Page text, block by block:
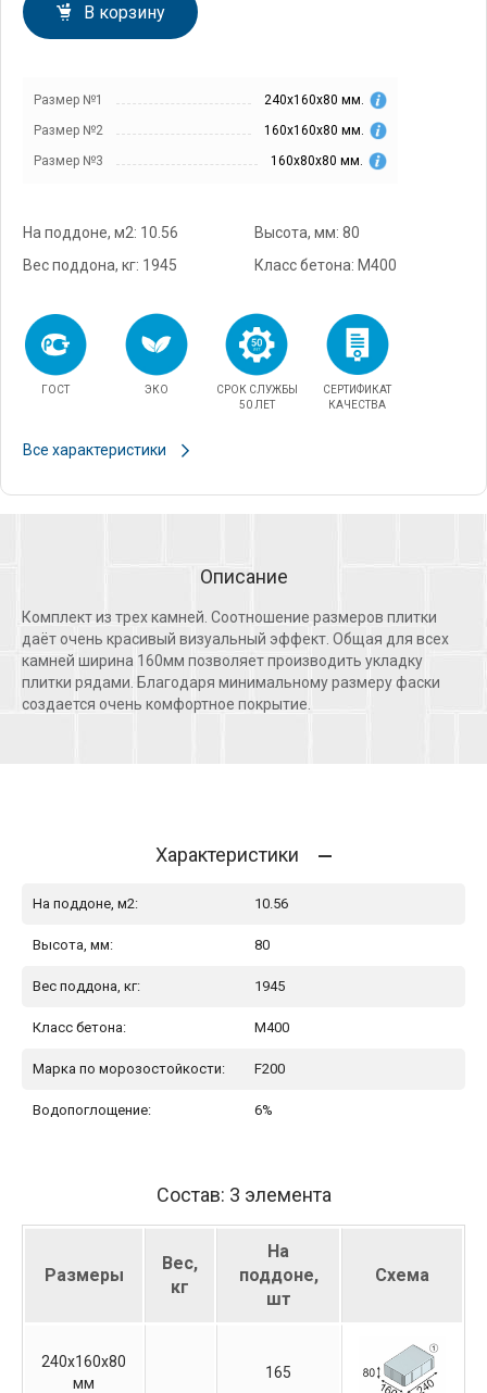
В корзину
Размер №1
240х160х80 мм.
Размер №2
160х160х80 мм.
Размер №3
160х80х80 мм.
На поддоне, м2: 10.56
Высота, мм: 80
Вес поддона, кг: 1945
Класс бетона: М400
ГОСТ ЭКО
СРОК СЛУЖБЫ
50 ЛЕТ
СЕРТИФИКАТ
КАЧЕСТВА
Все характеристики
Описание
Комплект из трех камней. Соотношение размеров плитки
даёт очень красивый визуальный эффект. Общая для всех
камней ширина 160мм позволяет производить укладку
плитки рядами. Благодаря минимальному размеру фаски
создается очень комфортное покрытие.
Характеристики
На поддоне, м2: 10.56
Высота, мм: 80
Вес поддона, кг: 1945
Класс бетона: М400
Марка по морозостойкости: F200
Водопоглощение: 6%
Состав: 3 элемента
Размеры
Вес,
кг
На
поддоне,
шт
Схема
240х160х80
мм
165